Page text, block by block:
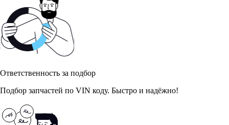
Ответственность за подбор
Подбор запчастей по VIN коду. Быстро и надёжно!